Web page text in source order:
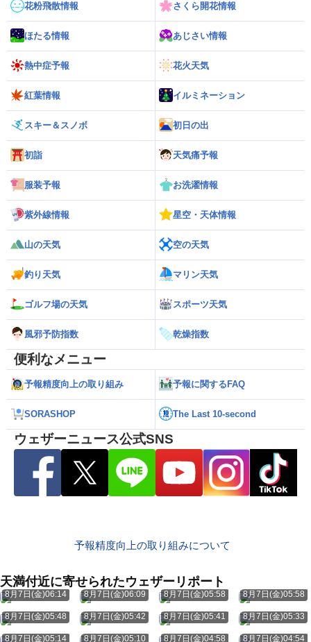
花粉飛散情報 さくら開花情報
ほたる情報 あじさい情報
熱中症予報 花火天気
紅葉情報 イルミネーション
スキー＆スノボ 初日の出
初詣 天気痛予報
服装予報 お洗濯情報
紫外線情報 星空・天体情報
山の天気 空の天気
釣り天気 マリン天気
ゴルフ場の天気 スポーツ天気
風邪予防指数 乾燥指数
便利なメニュー
予報精度向上の取り組み 予報に関するFAQ
SORASHOP The Last 10-second
ウェザーニュース公式SNS
予報精度向上の取り組みについて
天満付近に寄せられたウェザーリポート
8月7日(金)06:14 8月7日(金)06:09 8月7日(金)05:58 8月7日(金)05:58
8月7日(金)05:48 8月7日(金)05:42 8月7日(金)05:41 8月7日(金)05:33
8月7日(金)05:14 8月7日(金)05:10 8月7日(金)04:58 8月7日(金)04:54